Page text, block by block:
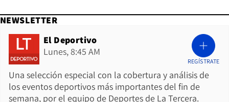
NEWSLETTER
El Deportivo
Lunes, 8:45 AM
Una selección especial con la cobertura y análisis de
los eventos deportivos más importantes del fin de
semana, por el equipo de Deportes de La Tercera.
REGÍSTRATE